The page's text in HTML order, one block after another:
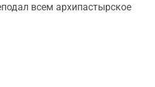
всем архипастырское